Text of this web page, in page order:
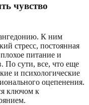
чувство
ангедонию. К ним
стресс, постоянная
питание и
По сути, все, что еще
и психологические
оцепенения.
ключом к